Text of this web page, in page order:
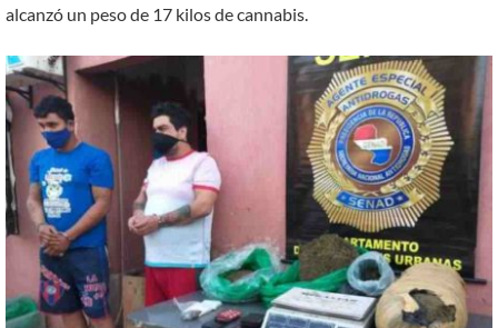
alcanzó un peso de 17 kilos de cannabis.